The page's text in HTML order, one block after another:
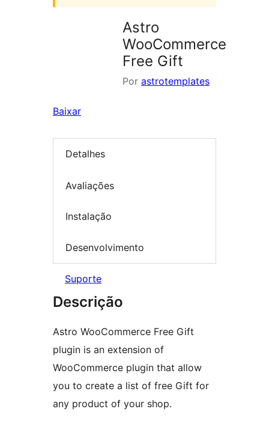
Astro
WooCommerce
Free Gift
Por astrotemplates
Baixar
Detalhes
Avaliações
Instalação
Desenvolvimento
Suporte
Descrição
Astro WooCommerce Free Gift
plugin is an extension of
WooCommerce plugin that allow
you to create a list of free Gift for
any product of your shop.